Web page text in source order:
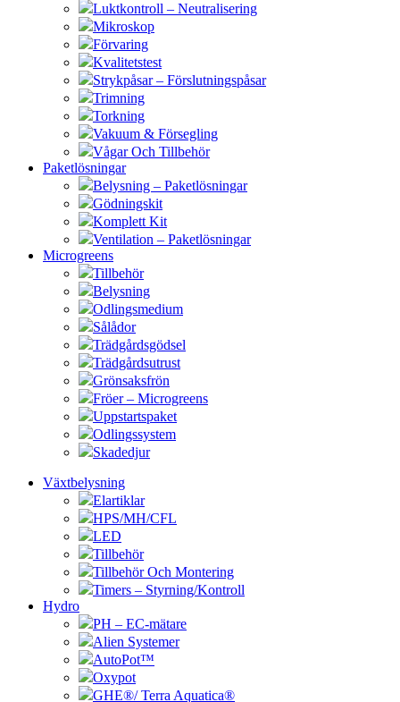
Luktkontroll – Neutralisering
Mikroskop
Förvaring
Kvalitetstest
Strykpåsar – Förslutningspåsar
Trimning
Torkning
Vakuum & Försegling
Vågar Och Tillbehör
Paketlösningar
Belysning – Paketlösningar
Gödningskit
Komplett Kit
Ventilation – Paketlösningar
Microgreens
Tillbehör
Belysning
Odlingsmedium
Sålådor
Trädgårdsgödsel
Trädgårdsutrust
Grönsaksfrön
Fröer – Microgreens
Uppstartspaket
Odlingssystem
Skadedjur
Växtbelysning
Elartiklar
HPS/MH/CFL
LED
Tillbehör
Tillbehör Och Montering
Timers – Styrning/Kontroll
Hydro
PH – EC-mätare
Alien Systemer
AutoPot™
Oxypot
GHE®/ Terra Aquatica®